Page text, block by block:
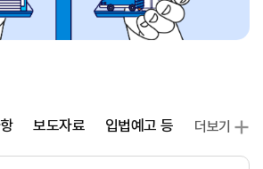
더보기
보도자료 입법예고 등 발간자료